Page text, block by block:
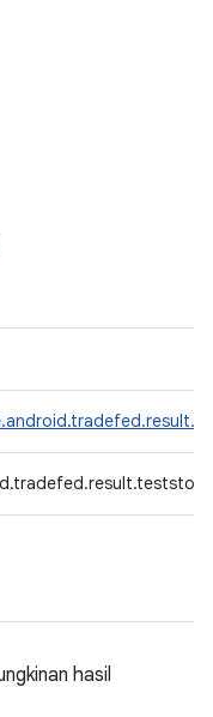
hasil